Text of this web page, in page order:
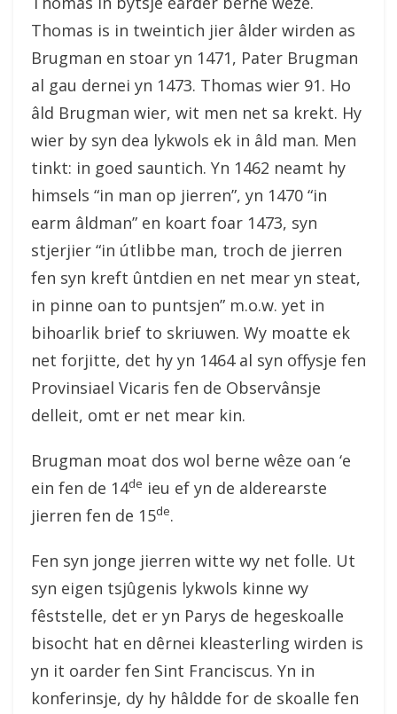
Thomas is in tweintich jier âlder wirden as
Brugman en stoar yn 1471, Pater Brugman
al gau dernei yn 1473. Thomas wier 91. Ho
âld Brugman wier, wit men net sa krekt. Hy
wier by syn dea lykwols ek in âld man. Men
tinkt: in goed sauntich. Yn 1462 neamt hy
himsels “in man op jierren”, yn 1470 “in
earm âldman” en koart foar 1473, syn
stjerjier “in útlibbe man, troch de jierren
fen syn kreft ûntdien en net mear yn steat,
in pinne oan to puntsjen” m.o.w. yet in
bihoarlik brief to skriuwen. Wy moatte ek
net forjitte, det hy yn 1464 al syn offysje fen
Provinsiael Vicaris fen de Observânsje
delleit, omt er net mear kin.
Brugman moat dos wol berne wêze oan ‘e
ein fen de 14de ieu ef yn de alderearste
jierren fen de 15de.
Fen syn jonge jierren witte wy net folle. Ut
syn eigen tsjûgenis lykwols kinne wy
fêststelle, det er yn Parys de hegeskoalle
bisocht hat en dêrnei kleasterling wirden is
yn it oarder fen Sint Franciscus. Yn in
konferinsje, dy hy hâldde for de skoalle fen